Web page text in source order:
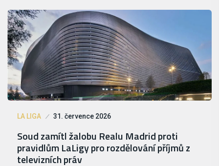
LA LIGA 31. července 2026
Soud zamítl žalobu Realu Madrid proti
pravidlům LaLigy pro rozdělování příjmů z
televizních práv